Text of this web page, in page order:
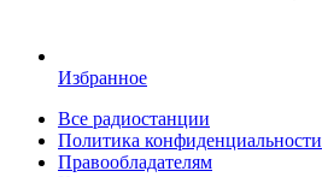
Избранное
Все радиостанции
Политика конфиденциальности
Правообладателям